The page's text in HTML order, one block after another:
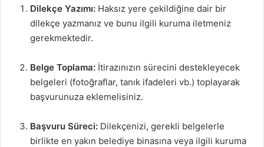
Dilekçe Yazımı: Haksız yere çekildiğine dair bir
dilekçe yazmanız ve bunu ilgili kuruma iletmeniz
gerekmektedir.
Belge Toplama: İtirazınızın sürecini destekleyecek
belgeleri (fotoğraflar, tanık ifadeleri vb.) toplayarak
başvurunuza eklemelisiniz.
Başvuru Süreci: Dilekçenizi, gerekli belgelerle
birlikte en yakın belediye binasına veya ilgili kuruma